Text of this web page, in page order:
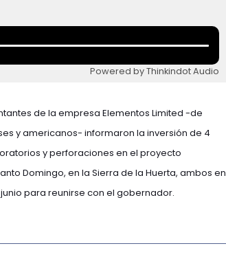
Powered by Thinkindot Audio
de la empresa Elementos Limited -de
y americanos- informaron la inversión de 4
y perforaciones en el proyecto
Domingo, en la Sierra de la Huerta, ambos en
para reunirse con el gobernador.